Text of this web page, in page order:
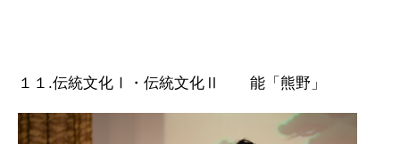
１１.伝統文化Ⅰ・伝統文化Ⅱ 能「熊野」